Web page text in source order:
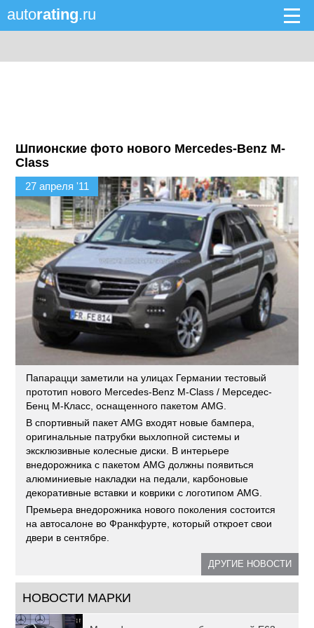
autorating.ru
Шпионские фото нового Mercedes-Benz M-
Class
27 апреля '11
Папарацци заметили на улицах Германии тестовый
прототип нового Mercedes-Benz M-Class / Мерседес-
Бенц М-Класс, оснащенного пакетом AMG.
В спортивный пакет AMG входят новые бампера,
оригинальные патрубки выхлопной системы и
эксклюзивные колесные диски. В интерьере
внедорожника с пакетом AMG должны появиться
алюминиевые накладки на педали, карбоновые
декоративные вставки и коврики с логотипом AMG.
Премьера внедорожника нового поколения состоится
на автосалоне во Франкфурте, который откроет свои
двери в сентябре.
ДРУГИЕ НОВОСТИ
НОВОСТИ МАРКИ